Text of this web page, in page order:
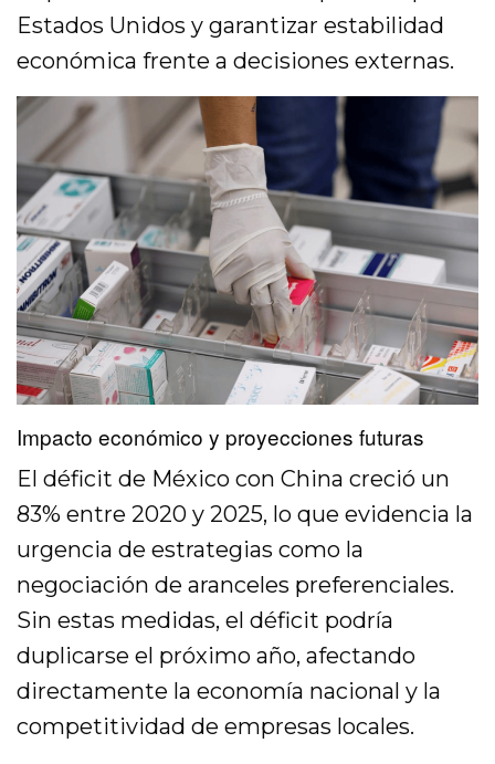
Estados Unidos y garantizar estabilidad
económica frente a decisiones externas.
Impacto económico y proyecciones futuras
El déficit de México con China creció un
83% entre 2020 y 2025, lo que evidencia la
urgencia de estrategias como la
negociación de aranceles preferenciales.
Sin estas medidas, el déficit podría
duplicarse el próximo año, afectando
directamente la economía nacional y la
competitividad de empresas locales.